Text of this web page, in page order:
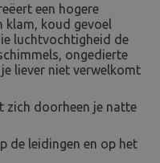
een hogere
klam, koud gevoel
luchtvochtigheid de
ongedierte
liever niet verwelkomt
zich doorheen je natte
de leidingen en op het